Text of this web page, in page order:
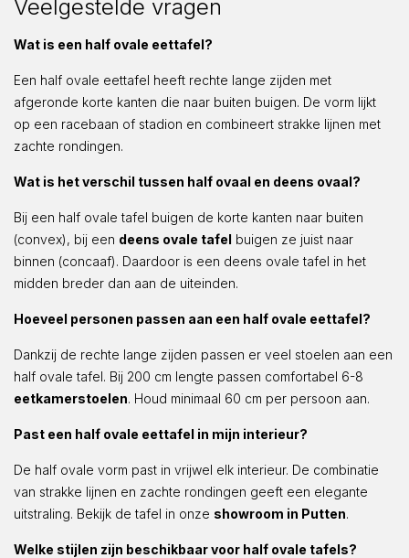
Veelgestelde vragen
Wat is een half ovale eettafel?
Een half ovale eettafel heeft rechte lange zijden met
afgeronde korte kanten die naar buiten buigen. De vorm lijkt
op een racebaan of stadion en combineert strakke lijnen met
zachte rondingen.
Wat is het verschil tussen half ovaal en deens ovaal?
Bij een half ovale tafel buigen de korte kanten naar buiten
(convex), bij een deens ovale tafel buigen ze juist naar
binnen (concaaf). Daardoor is een deens ovale tafel in het
midden breder dan aan de uiteinden.
Hoeveel personen passen aan een half ovale eettafel?
Dankzij de rechte lange zijden passen er veel stoelen aan een
half ovale tafel. Bij 200 cm lengte passen comfortabel 6-8
eetkamerstoelen. Houd minimaal 60 cm per persoon aan.
Past een half ovale eettafel in mijn interieur?
De half ovale vorm past in vrijwel elk interieur. De combinatie
van strakke lijnen en zachte rondingen geeft een elegante
uitstraling. Bekijk de tafel in onze showroom in Putten.
Welke stijlen zijn beschikbaar voor half ovale tafels?